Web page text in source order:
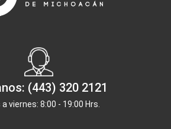
(443) 320 2121
a viernes: 8:00 - 19:00 Hrs.